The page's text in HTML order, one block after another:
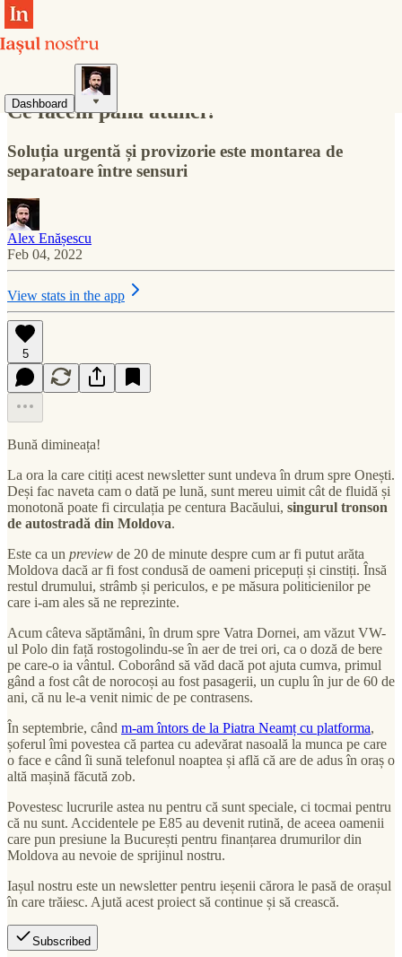
Dashboard
Autostrăzile vor salva vieți în Moldova.
Ce facem până atunci?
Soluția urgentă și provizorie este montarea de
separatoare între sensuri
Alex Enășescu
Feb 04, 2022
View stats in the app
5
Bună dimineața!
La ora la care citiți acest newsletter sunt undeva în drum spre Onești.
Deși fac naveta cam o dată pe lună, sunt mereu uimit cât de fluidă și
monotonă poate fi circulația pe centura Bacăului, singurul tronson
de autostradă din Moldova.
Este ca un preview de 20 de minute despre cum ar fi putut arăta
Moldova dacă ar fi fost condusă de oameni pricepuți și cinstiți. Însă
restul drumului, strâmb și periculos, e pe măsura politicienilor pe
care i-am ales să ne reprezinte.
Acum câteva săptămâni, în drum spre Vatra Dornei, am văzut VW-
ul Polo din față rostogolindu-se în aer de trei ori, ca o doză de bere
pe care-o ia vântul. Coborând să văd dacă pot ajuta cumva, primul
gând a fost cât de norocoși au fost pasagerii, un cuplu în jur de 60 de
ani, că nu le-a venit nimic de pe contrasens.
În septembrie, când m-am întors de la Piatra Neamț cu platforma,
șoferul îmi povestea că partea cu adevărat nasoală la munca pe care
o face e când îi sună telefonul noaptea și află că are de adus în oraș o
altă mașină făcută zob.
Povestesc lucrurile astea nu pentru că sunt speciale, ci tocmai pentru
că nu sunt. Accidentele pe E85 au devenit rutină, de aceea oamenii
care pun presiune la București pentru finanțarea drumurilor din
Moldova au nevoie de sprijinul nostru.
Iașul nostru este un newsletter pentru ieșenii cărora le pasă de orașul
în care trăiesc. Ajută acest proiect să continue și să crească.
Subscribed